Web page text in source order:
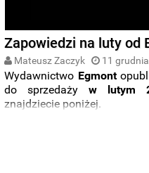
Zapowiedzi na luty od
Mateusz Zaczyk 11
Wydawnictwo Egmont
do sprzedaży w lutym
znajdziecie poniżej.